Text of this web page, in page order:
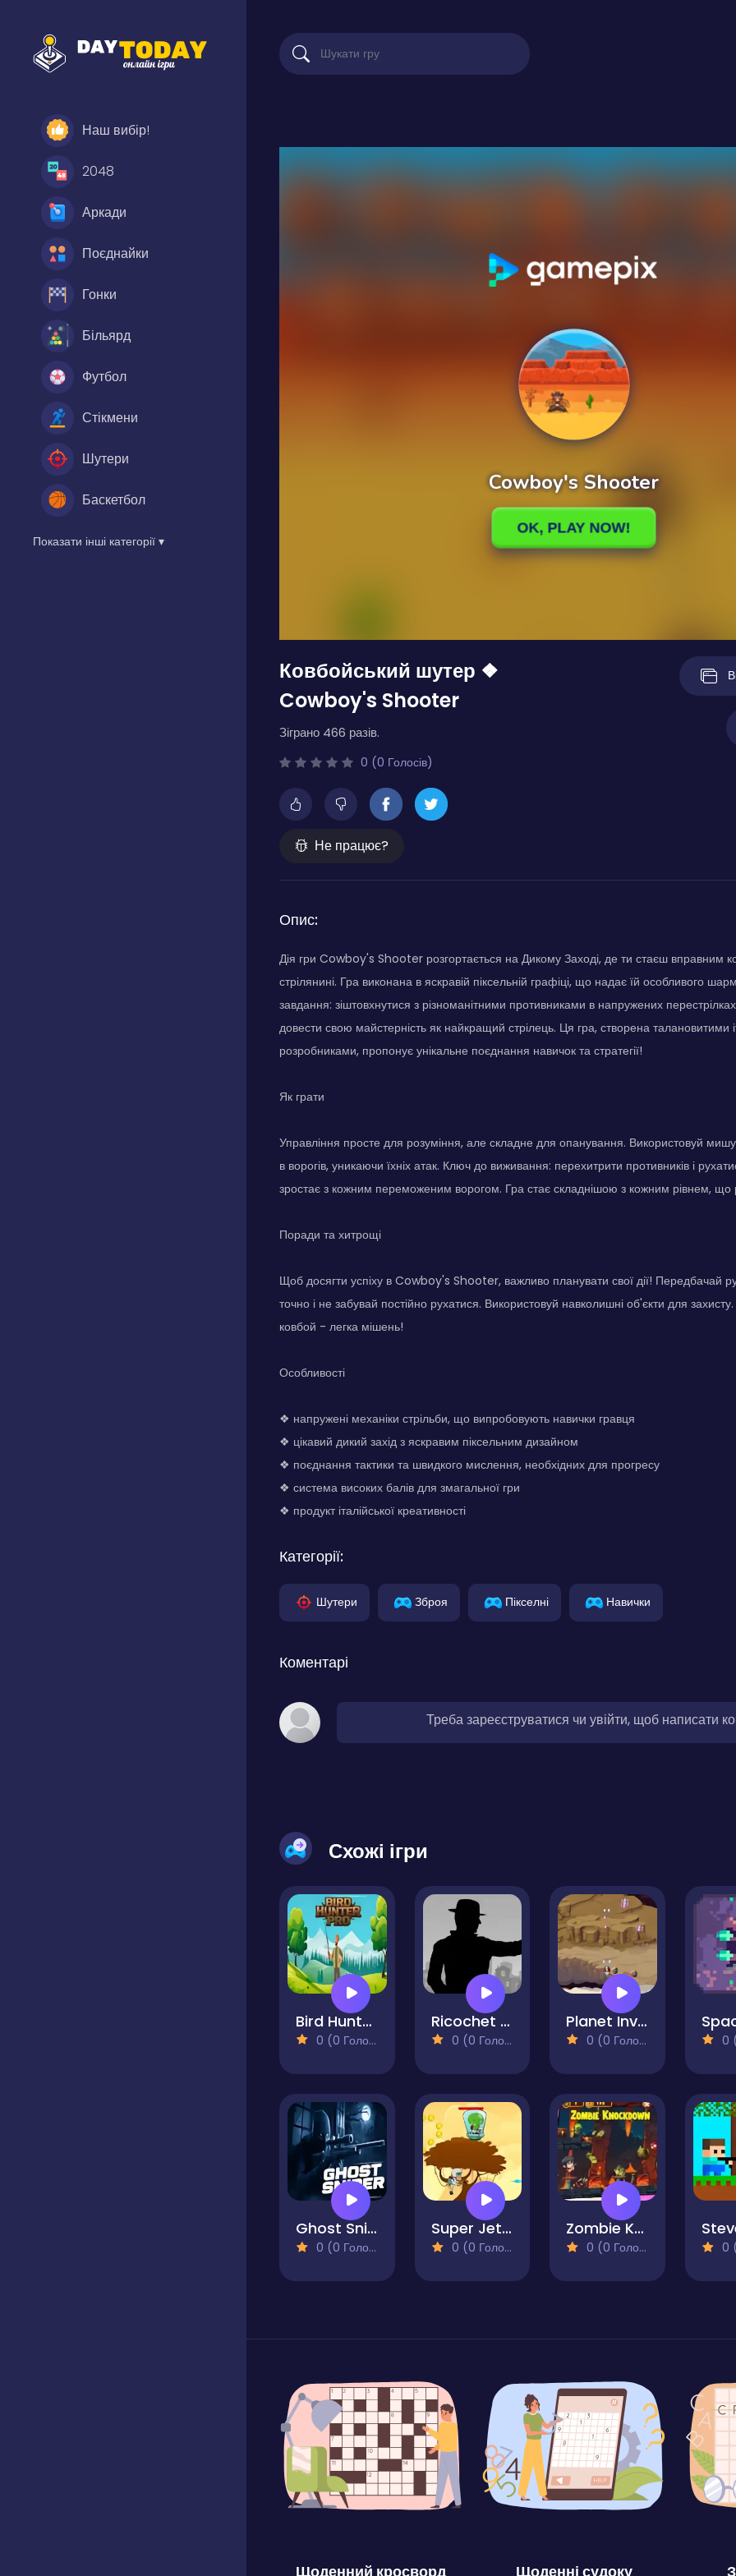
Наш вибір!
2048
Аркади
Поєднайки
Гонки
Більярд
Футбол
Стікмени
Шутери
Баскетбол
Показати інші категорії ▾
Ковбойський шутер ❖
Cowboy's Shooter
Зіграно 466 разів.
0 (0 Голосів)
Не працює?
Опис:
Дія гри Cowboy's Shooter розгортається на Дикому Заході, де ти стаєш вправним
стрілянині. Гра виконана в яскравій піксельній графіці, що надає їй особливого
завдання: зіштовхнутися з різноманітними противниками в напружених
довести свою майстерність як найкращий стрілець. Ця гра, створена талановитими
розробниками, пропонує унікальне поєднання навичок та стратегії!
Як грати
Управління просте для розуміння, але складне для опанування. Використовуй
в ворогів, уникаючи їхніх атак. Ключ до виживання: перехитрити противників і
зростає з кожним переможеним ворогом. Гра стає складнішою з кожним рівнем, що
Поради та хитрощі
Щоб досягти успіху в Cowboy's Shooter, важливо планувати свої дії! Передбачай
точно і не забувай постійно рухатися. Використовуй навколишні об'єкти для
ковбой - легка мішень!
Особливості
❖ напружені механіки стрільби, що випробовують навички гравця
❖ цікавий дикий захід з яскравим піксельним дизайном
❖ поєднання тактики та швидкого мислення, необхідних для прогресу
❖ система високих балів для змагальної гри
❖ продукт італійської креативності
Категорії:
Шутери Зброя Пікселні Навички
Коментарі
Треба зареєструватися чи увійти, щоб написати
Схожі ігри
Bird Hunter Pro
0 (0 Голосів)
Ricochet Kills
0 (0 Голосів)
Planet Invasion
0 (0 Голосів) 0
Ghost Sniper
0 (0 Голосів)
Super Jetpackman Shooter
0 (0 Голосів)
Zombie Knockdown
0 (0 Голосів) 0
Щоденний кросворд Щоденні судоку